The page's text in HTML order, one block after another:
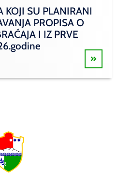
KOJI SU PLANIRANI
PROPISA O
I IZ PRVE